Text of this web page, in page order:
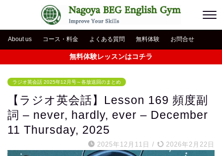
About us コース・料金 よくある質問 無料体験 お問合せ
無料体験レッスンはコチラ
ラジオ英会話 2025年12月号～各放送回のまとめ
【ラジオ英会話】Lesson 169 頻度副
詞 – never, hardly, ever – December
11 Thursday, 2025
2025年12月11日 / 2026年2月22日